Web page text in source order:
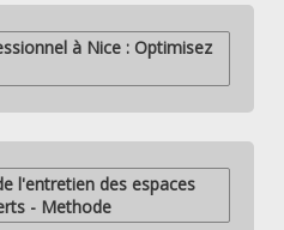
à Nice : Optimisez
l'entretien des espaces
- Methode